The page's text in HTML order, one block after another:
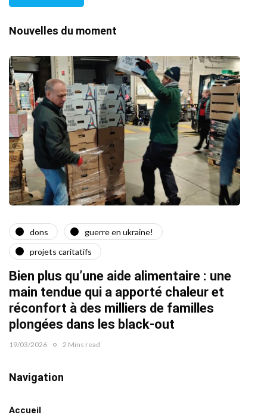
Nouvelles du moment
dons
guerre en ukraine!
projets caritatifs
Bien plus qu’une aide alimentaire : une
main tendue qui a apporté chaleur et
réconfort à des milliers de familles
plongées dans les black-out
19/03/2026 2 Mins read
Navigation
Accueil